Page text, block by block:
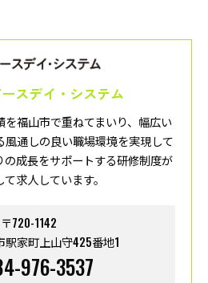
スデイ・システム
福山市で重ねてまいり、幅広い
通しの良い職場環境を実現して
の成長をサポートする研修制度が
求人しています。
〒720-1142
駅家町上山守425番地1
976-3537